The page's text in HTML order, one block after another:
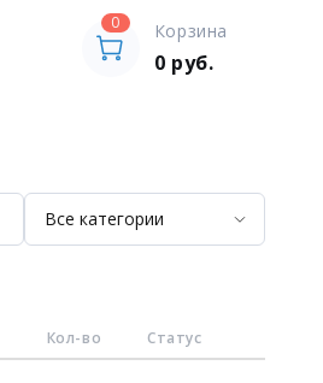
0 Корзина
0 руб.
Кол-во Статус